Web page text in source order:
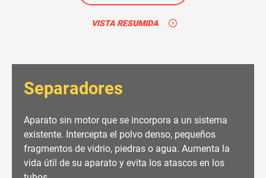
VISTA RESUMIDA
Separadores
Aparato sin motor que se incorpora a un sistema
existente. Intercepta el polvo denso, pequeños
fragmentos de vidrio, piedras o agua. Aumenta la
vida útil de su aparato y evita los atascos en los